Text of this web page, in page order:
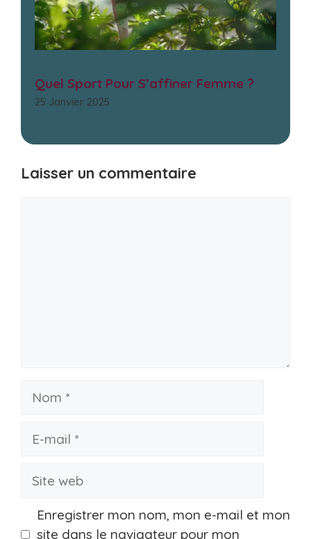
Quel Sport Pour S’affiner Femme ?
25 Janvier 2025
Laisser un commentaire
Nom
Site
Enregistrer mon nom, mon e-mail et mon
site dans le navigateur pour mon